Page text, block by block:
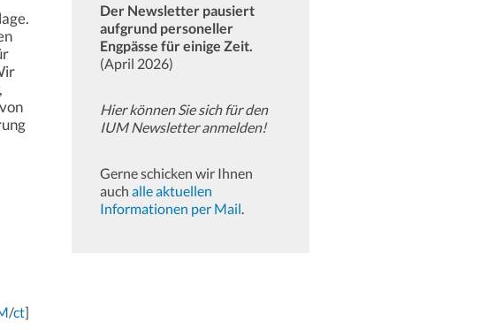
/ct]
Der Newsletter pausiert
aufgrund personeller
Engpässe für einige Zeit.
(April 2026)
Hier können Sie sich für den
IUM Newsletter anmelden!
Gerne schicken wir Ihnen
auch alle aktuellen
Informationen per Mail.